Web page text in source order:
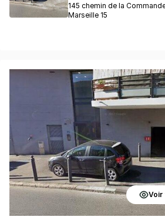
145 chemin de la
Marseille 15
Voir